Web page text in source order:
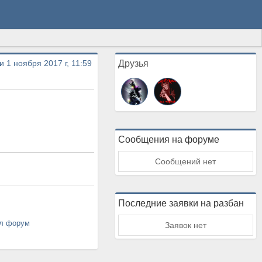
1 ноября 2017 г, 11:59
форум
Друзья
Сообщения на форуме
Сообщений нет
Последние заявки на разбан
Заявок нет